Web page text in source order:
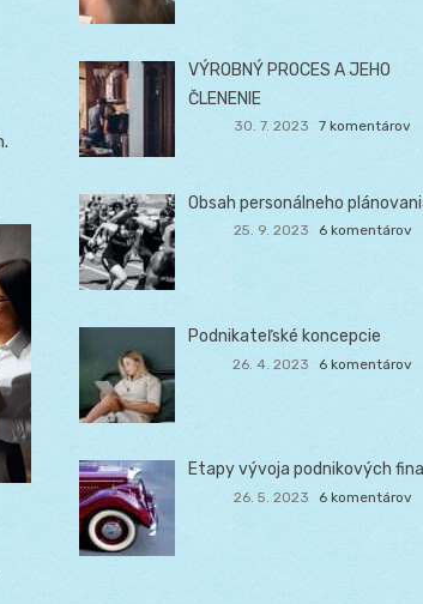
VÝROBNÝ PROCES A JEHO
ČLENENIE
30. 7. 2023 7 komentárov
Obsah personálneho
25. 9. 2023 6 komentárov
Podnikateľské koncepcie
26. 4. 2023 6 komentárov
Etapy vývoja podnikových
26. 5. 2023 6 komentárov